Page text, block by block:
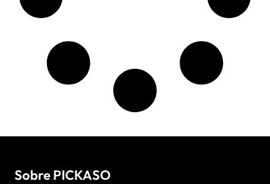
Sobre PICKASO